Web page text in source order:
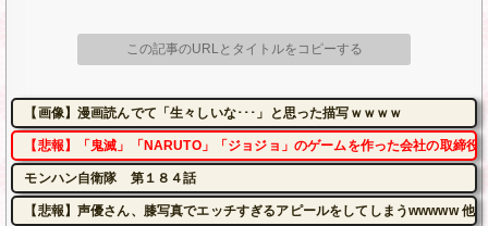
この記事のURLとタイトルをコピーする
【画像】漫画読んでて「生々しいな･･･」と思った描写ｗｗｗｗ
【悲報】「鬼滅」「NARUTO」「ジョジョ」のゲームを作った会社の取締
モンハン自衛隊 第１８４話
【悲報】声優さん、膝写真でエッチすぎるアピールをしてしまうwwwww 他